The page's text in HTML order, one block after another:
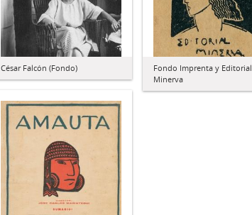
César Falcón (Fondo)
Fondo Imprenta y Editorial
Minerva